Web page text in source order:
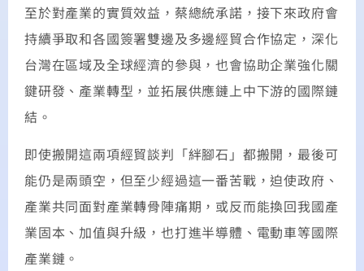
至於對產業的實質效益，蔡總統承諾，接下來政府會
持續爭取和各國簽署雙邊及多邊經貿合作協定，深化
台灣在區域及全球經濟的參與，也會協助企業強化關
鍵研發、產業轉型，並拓展供應鏈上中下游的國際鏈
結。
即使搬開這兩項經貿談判「絆腳石」都搬開，最後可
能仍是兩頭空，但至少經過這一番苦戰，迫使政府、
產業共同面對產業轉骨陣痛期，或反而能換回我國產
業固本、加值與升級，也打進半導體、電動車等國際
產業鏈。